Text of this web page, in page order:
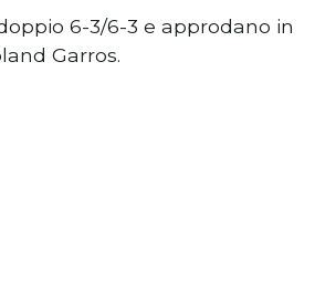
6-3/6-3 e approdano in
Garros.